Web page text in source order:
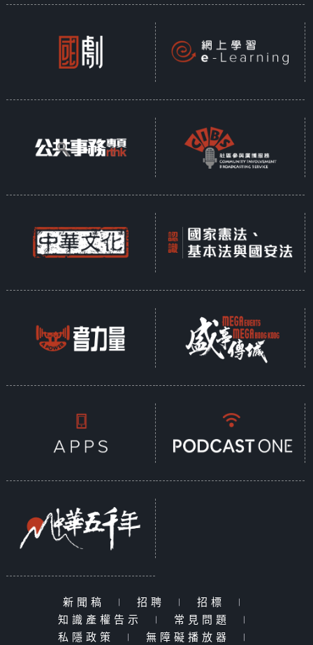
新聞稿 | 招聘 | 招標
|
知識產權告示
| 常見問題
|
私隱政策
| 無障礙播放器 |